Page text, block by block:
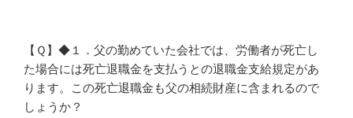
【Ｑ】◆１．父の勤めていた会社では、労働者が死亡し
た場合には死亡退職金を支払うとの退職金支給規定があ
ります。この死亡退職金も父の相続財産に含まれるので
しょうか？